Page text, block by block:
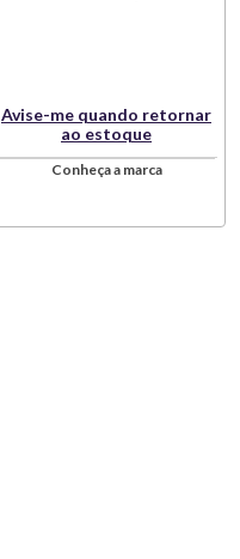
Avise-me quando retornar
ao estoque
Conheça a marca